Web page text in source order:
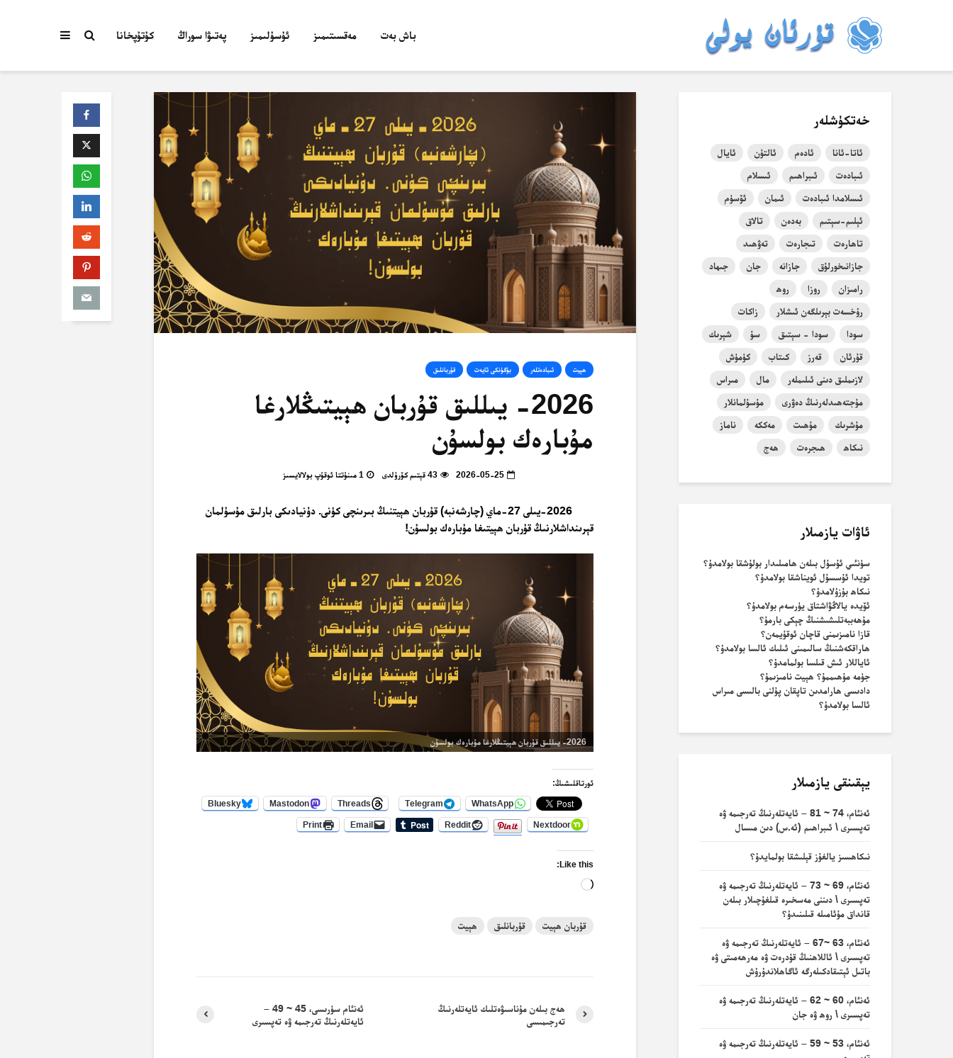
باش بەت مەقسىتىمىز ئۇسۇلىمىز پەتىۋا سوراڭ كۇتۇپخانا
ھېيت ئىبادەتلەر بۈگۈنكى ئايەت قۇربانلىق
2026- يىللىق قۇربان ھېيتىڭلارغا
مۇبارەك بولسۇن
2026-05-25 43 قېتىم كۆرۈلدى 1 مىنۇتتا ئوقۇپ بولالايسىز
2026-يىلى 27-ماي (چارشەنبە) قۇربان ھېيتنىڭ بىرىنچى كۈنى. دۇنيادىكى بارلىق مۇسۇلمان
قېرىنداشلارنىڭ قۇربان ھېيتىغا مۇبارەك بولسۇن!
2026- يىللىق قۇربان ھېيتىڭلارغا مۇبارەك بولسۇن
ئورتاقلىشىڭ:
WhatsApp
Telegram
Threads
Mastodon
Bluesky
Nextdoor
Reddit
Email
Print
Like this:
Loading…
قۇربان ھېيت قۇربانلىق ھېيت
ئەنئام سۈرىسى، 45 ~ 49 –
ئايەتلەرنىڭ تەرجىمە ۋە تەپسىرى
ھەج بىلەن مۇناسىۋەتلىك ئايەتلەرنىڭ
تەرجىمىسى
خەتكۈشلەر
ئاتا-ئانا ئادەم ئالتۇن
ئايال
ئىبادەت
ئىبراھىم
ئىسلام
ئىسلامدا ئىبادەت
ئىمان
ئۆسۈم
ئېلىم-سېتىم
بەدەن
تالاق
تاھارەت
تىجارەت
تەۋھىد
جازانىخورلۇق
جازانە جان
جىھاد
رامىزان
روزا
روھ
رۇخسەت بېرىلگەن ئىشلار
زاكات
سودا
سودا - سېتىق سۇ
شېرىك
قۇرئان
قەرز كىتاب
كۈمۈش
لازىملىق دىنى ئىلىملەر
مال
مىراس
مۇجتەھىدلەرنىڭ دەۋرى
مۇسۇلمانلار
مۇشرىك
مۇھىت مەككە
ناماز
نىكاھ
ھىجرەت ھەج
ئاۋات يازمىلار
سۈنئىي ئۇسۇل بىلەن ھامىلىدار بولۇشقا بولامدۇ؟
تويدا ئۇسسۇل ئويناشقا بولامدۇ؟
نىكاھ بۇزۇلامدۇ؟
ئۆيدە يالاڭۋاشتاق يۈرسەم بولامدۇ؟
مۇھەببەتلىشىشنىڭ چېكى بارمۇ؟
قازا نامىزىمنى قاچان ئوقۇيمەن؟
ھاراقكەشنىڭ سالىمىنى ئىلىك ئالسا بولامدۇ؟
ئاياللار ئىش قىلسا بولمامدۇ؟
جۈمە مۇھىممۇ؟ ھېيت نامىزىمۇ؟
دادىسى ھارامدىن تاپقان پۇلنى بالىسى مىراس
ئالسا بولامدۇ؟
يېقىنقى يازمىلار
ئەنئام، 74 ~ 81 – ئايەتلەرنىڭ تەرجىمە ۋە
تەپسىرى \ ئىبراھىم (ئە.س) دىن مىسال
نىكاھسىز يالغۇز قېلىشقا بولمايدۇ؟
ئەنئام، 69 ~ 73 – ئايەتلەرنىڭ تەرجىمە ۋە
تەپسىرى \ دىننى مەسخىرە قىلغۇچىلار بىلەن
قانداق مۇئامىلە قىلىنىدۇ؟
ئەنئام، 63 ~67 – ئايەتلەرنىڭ تەرجىمە ۋە
تەپسىرى \ ئاللاھنىڭ قۇدرەت ۋە مەرھەمىتى ۋە
باتىل ئېتىقادكىلەرگە ئاگاھلاندۇرۇش
ئەنئام، 60 ~ 62 – ئايەتلەرنىڭ تەرجىمە ۋە
تەپسىرى \ روھ ۋە جان
ئەنئام، 53 ~ 59 – ئايەتلەرنىڭ تەرجىمە ۋە